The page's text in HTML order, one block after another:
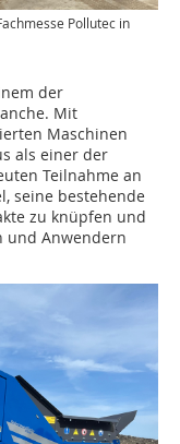
Pollutec in
der
Mit
Maschinen
als einer der
Teilnahme an
seine bestehende
zu knüpfen und
und Anwendern